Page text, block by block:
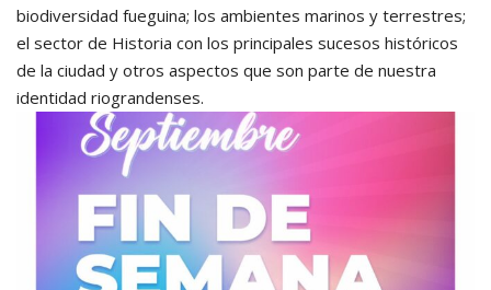
biodiversidad fueguina; los ambientes marinos y terrestres;
el sector de Historia con los principales sucesos históricos
de la ciudad y otros aspectos que son parte de nuestra
identidad riograndenses.